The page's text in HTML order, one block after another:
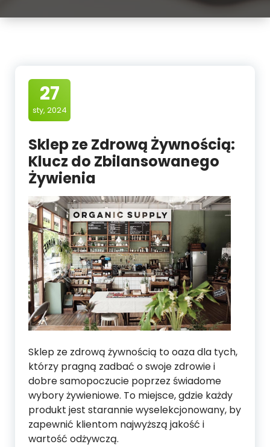
27
sty, 2024
Sklep ze Zdrową Żywnością:
Klucz do Zbilansowanego
Żywienia
Sklep ze zdrową żywnością to oaza dla tych,
którzy pragną zadbać o swoje zdrowie i
dobre samopoczucie poprzez świadome
wybory żywieniowe. To miejsce, gdzie każdy
produkt jest starannie wyselekcjonowany, by
zapewnić klientom najwyższą jakość i
wartość odżywczą.